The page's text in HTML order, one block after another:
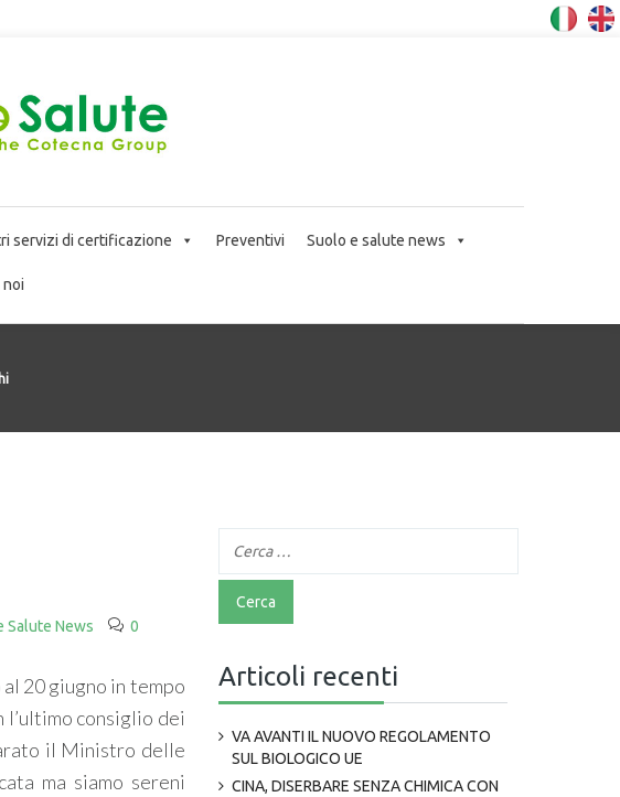
servizi di certificazione Preventivi Suolo e salute news
noi
Salute News 0
20 giugno in tempo
l’ultimo consiglio dei
il Ministro delle
ma siamo sereni
Articoli recenti
VA AVANTI IL NUOVO REGOLAMENTO
SUL BIOLOGICO UE
CINA, DISERBARE SENZA CHIMICA CON